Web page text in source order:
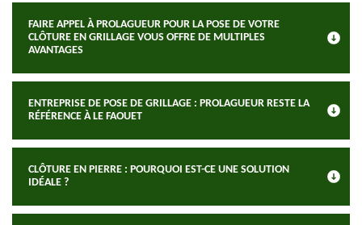
FAIRE APPEL À PROLAGUEUR POUR LA POSE DE VOTRE
CLÔTURE EN GRILLAGE VOUS OFFRE DE MULTIPLES
AVANTAGES
ENTREPRISE DE POSE DE GRILLAGE : PROLAGUEUR RESTE LA
RÉFÉRENCE À LE FAOUET
CLÔTURE EN PIERRE : POURQUOI EST-CE UNE SOLUTION
IDÉALE ?